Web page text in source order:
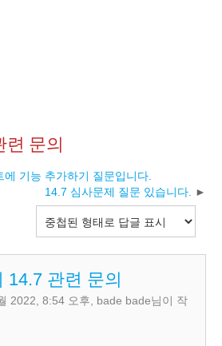
련 문의
기능 추가하기 질문입니다.
14.7 심사문제 질문 있습니다.
14.7 관련 문의
2022, 8:54 오후 bade bade님이 작